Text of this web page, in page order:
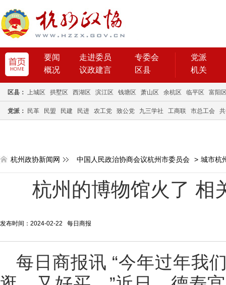
要闻 走进委员
专委会
概况
议政建言 区县
党派
机关
区县： 上城区 拱墅区 西湖区 滨江区 钱塘区 萧山区 余杭区 临平区 富阳
党派： 民革 民盟 民建 民进 农工党 致公党 九三学社 工商联 市总工会
杭州政协新闻网 中国人民政治协商会议杭州市委员会 > 城市杭
杭州的博物馆火了 相
发布时间：2024-02-22 每日商报
每日商报讯 “今年过年我